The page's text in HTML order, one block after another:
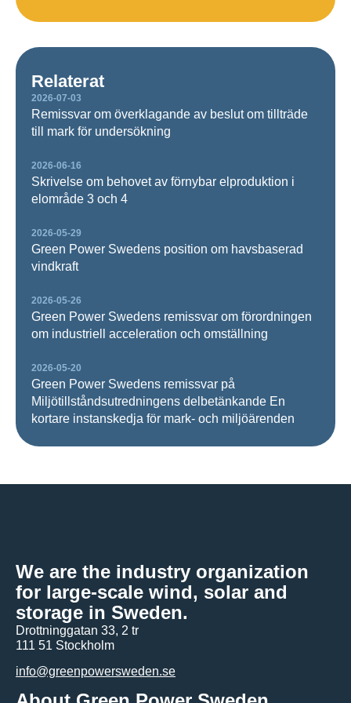
Relaterat
2026-07-03
Remissvar om överklagande av beslut om tillträde
till mark för undersökning
2026-06-16
Skrivelse om behovet av förnybar elproduktion i
elområde 3 och 4
2026-05-29
Green Power Swedens position om havsbaserad
vindkraft
2026-05-26
Green Power Swedens remissvar om förordningen
om industriell acceleration och omställning
2026-05-20
Green Power Swedens remissvar på
Miljötillståndsutredningens delbetänkande En
kortare instanskedja för mark- och miljöärenden
We are the industry organization
for large-scale wind, solar and
storage in Sweden.
Drottninggatan 33, 2 tr
111 51 Stockholm
info@greenpowersweden.se